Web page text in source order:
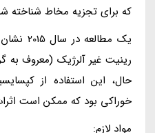
که برای تجزیه مخاط شناخته
یک
رینیت غیر آلرژیک (معروف به
حال، این استفاده از
خوراکی بود که ممکن است
مواد لازم: